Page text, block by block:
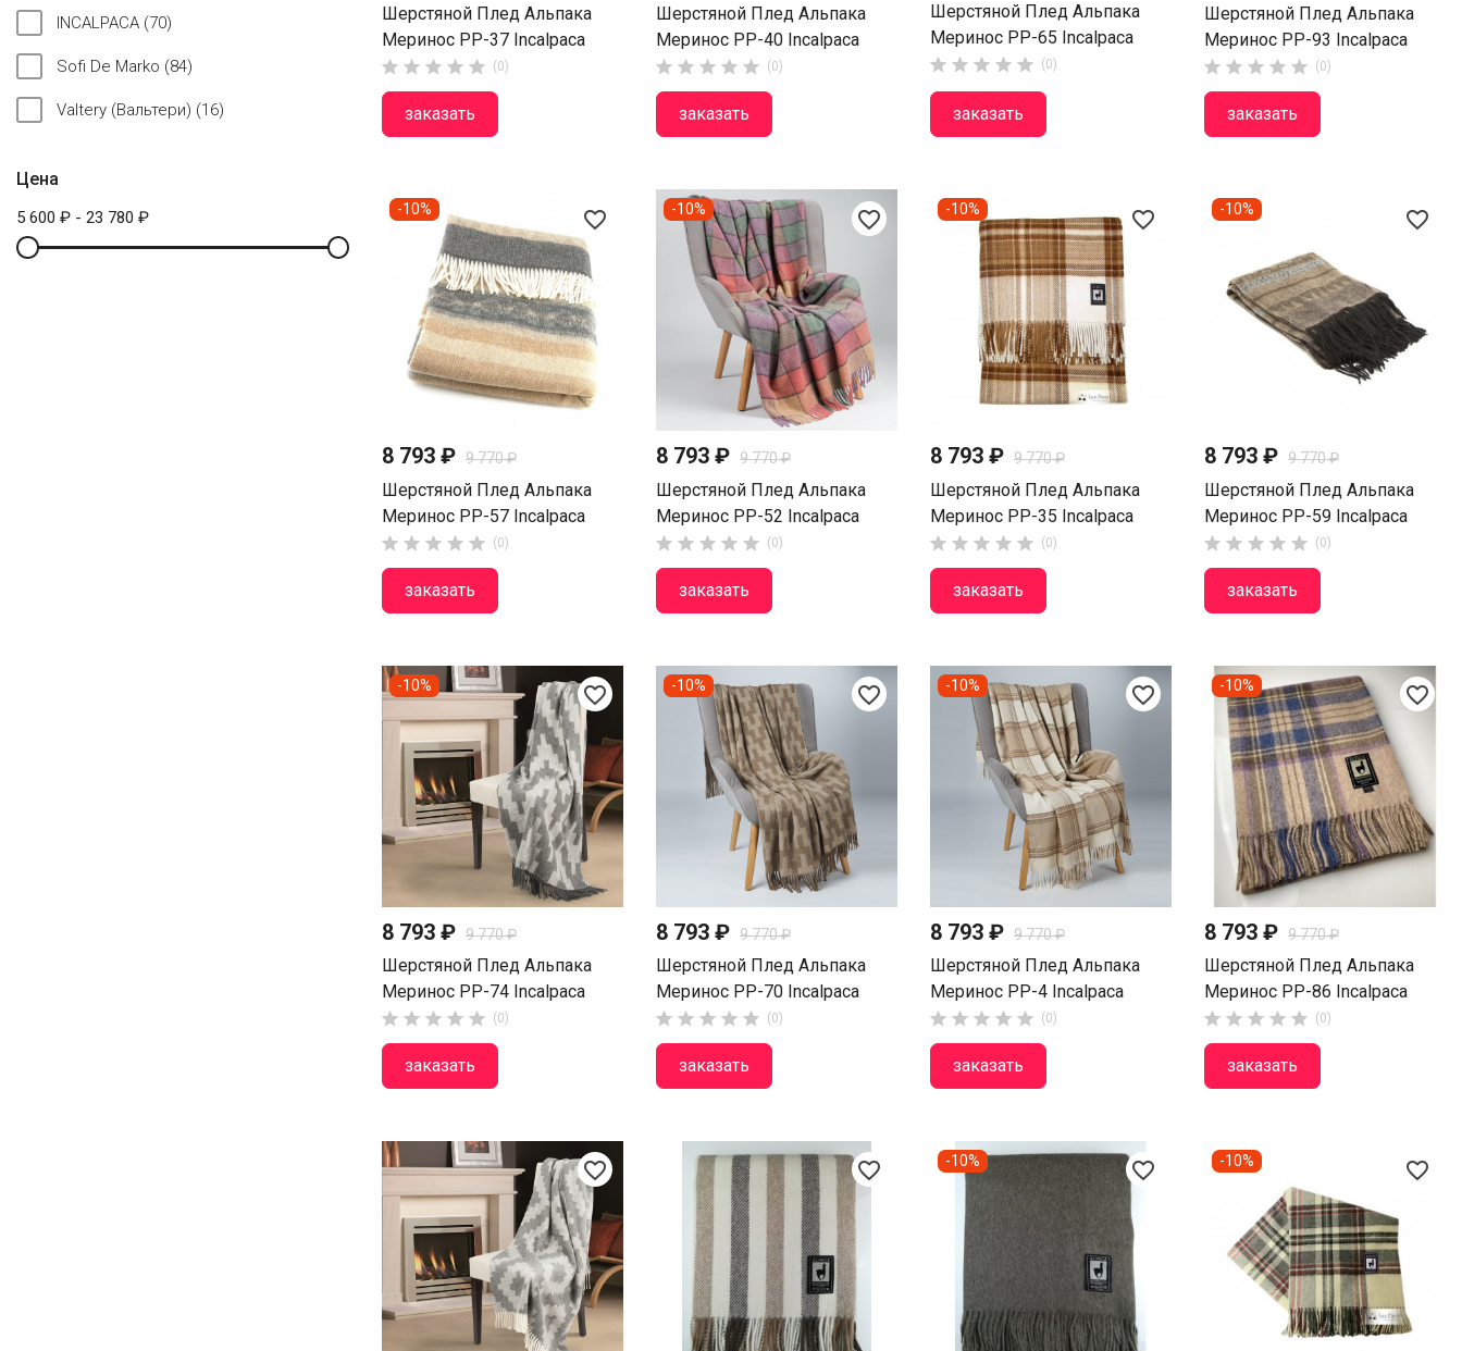
INCALPACA (70)
Sofi De Marko (84)
Valtery (Вальтери) (16)
Цена
5 600 ₽ - 23 780 ₽
Шерстяной Плед Альпака
Меринос PP-37 Incalpaca
     (0)
заказать
Шерстяной Плед Альпака
Меринос PP-40 Incalpaca
     (0)
заказать
Шерстяной Плед Альпака
Меринос PP-65 Incalpaca
     (0)
заказать
Шерстяной Плед Альпака
Меринос PP-93 Incalpaca
     (0)
заказать
favorite_border
8 793 ₽ 9 770 ₽
Шерстяной Плед Альпака
Меринос PP-57 Incalpaca
     (0)
заказать
-10% favorite_border
8 793 ₽ 9 770 ₽
Шерстяной Плед Альпака
Меринос PP-52 Incalpaca
     (0)
заказать
-10% favorite_border
8 793 ₽ 9 770 ₽
Шерстяной Плед Альпака
Меринос PP-35 Incalpaca
     (0)
заказать
-10% favorite_border
8 793 ₽ 9 770 ₽
Шерстяной Плед Альпака
Меринос PP-59 Incalpaca
     (0)
заказать
-10%
favorite_border
8 793 ₽ 9 770 ₽
Шерстяной Плед Альпака
Меринос PP-74 Incalpaca
     (0)
заказать
-10% favorite_border
8 793 ₽ 9 770 ₽
Шерстяной Плед Альпака
Меринос PP-70 Incalpaca
     (0)
заказать
-10% favorite_border
8 793 ₽ 9 770 ₽
Шерстяной Плед Альпака
Меринос PP-4 Incalpaca
     (0)
заказать
-10% favorite_border
8 793 ₽ 9 770 ₽
Шерстяной Плед Альпака
Меринос PP-86 Incalpaca
     (0)
заказать
-10%
favorite_border favorite_border favorite_border
-10% favorite_border
-10%